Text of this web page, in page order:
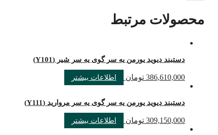
محصولات مرتبط
دستبند دیوید یورمن یه سر گوی یه سر شیر (Y101)
386,610,000 تومان اطلاعات بیشتر
دستبند دیوید یورمن یه سر گوی یه سر مروارید (Y111)
309,150,000 تومان اطلاعات بیشتر